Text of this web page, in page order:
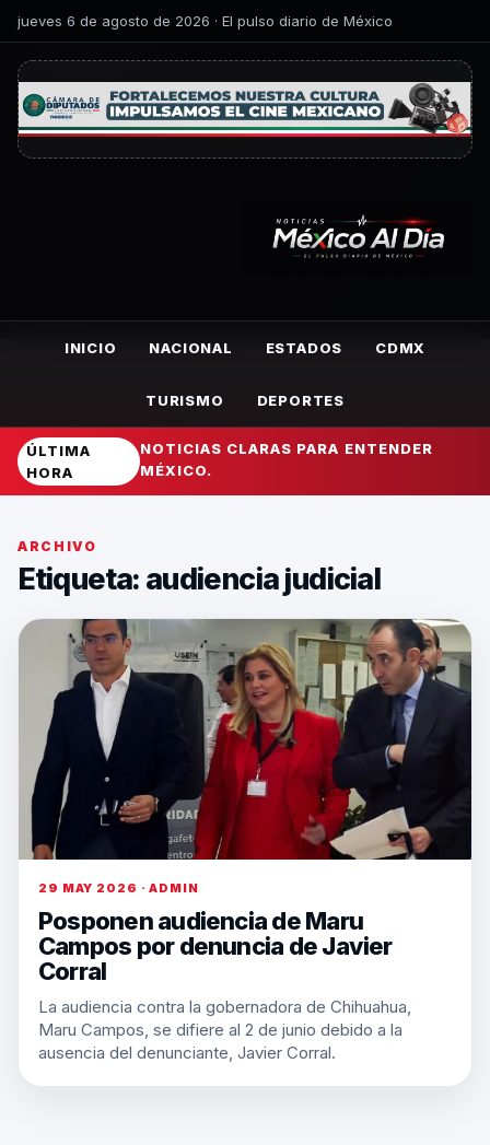
jueves 6 de agosto de 2026 · El pulso diario de México
INICIO NACIONAL ESTADOS CDMX
TURISMO DEPORTES
ÚLTIMA
HORA
NOTICIAS CLARAS PARA ENTENDER
MÉXICO.
ARCHIVO
Etiqueta: audiencia judicial
29 MAY 2026 · ADMIN
Posponen audiencia de Maru
Campos por denuncia de Javier
Corral
La audiencia contra la gobernadora de Chihuahua,
Maru Campos, se difiere al 2 de junio debido a la
ausencia del denunciante, Javier Corral.